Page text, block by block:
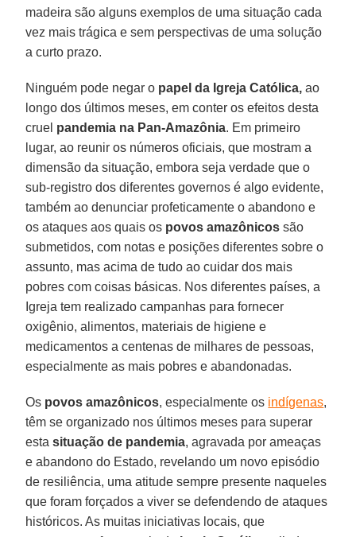
madeira são alguns exemplos de uma situação cada
vez mais trágica e sem perspectivas de uma solução
a curto prazo.
Ninguém pode negar o papel da Igreja Católica, ao
longo dos últimos meses, em conter os efeitos desta
cruel pandemia na Pan-Amazônia. Em primeiro
lugar, ao reunir os números oficiais, que mostram a
dimensão da situação, embora seja verdade que o
sub-registro dos diferentes governos é algo evidente,
também ao denunciar profeticamente o abandono e
os ataques aos quais os povos amazônicos são
submetidos, com notas e posições diferentes sobre o
assunto, mas acima de tudo ao cuidar dos mais
pobres com coisas básicas. Nos diferentes países, a
Igreja tem realizado campanhas para fornecer
oxigênio, alimentos, materiais de higiene e
medicamentos a centenas de milhares de pessoas,
especialmente as mais pobres e abandonadas.
Os povos amazônicos, especialmente os indígenas,
têm se organizado nos últimos meses para superar
estasituação de pandemia, agravada por ameaças
e abandono do Estado, revelando um novo episódio
de resiliência, uma atitude sempre presente naqueles
que foram forçados a viver se defendendo de ataques
históricos. As muitas iniciativas locais, que